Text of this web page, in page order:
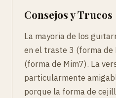
Consejos y Trucos
La mayoria de los
en el traste 3 (forma de
(forma de Mim7). La
particularmente
porque la forma de